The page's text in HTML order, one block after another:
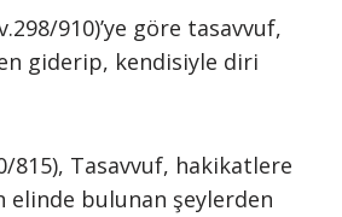
910)’ye göre tasavvuf,
giderip, kendisiyle diri
815), Tasavvuf, hakikatlere
elinde bulunan şeylerden